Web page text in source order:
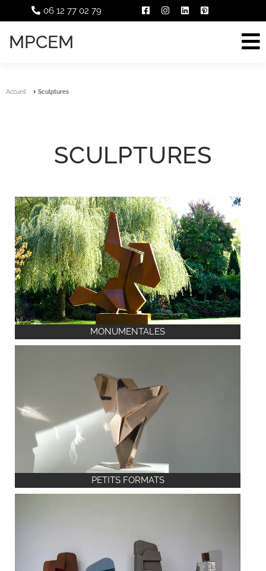
06 12 77 02 79
MPCEM
Accueil Sculptures
SCULPTURES
MONUMENTALES
PETITS FORMATS